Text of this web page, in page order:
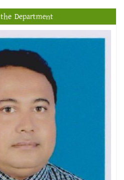
Department